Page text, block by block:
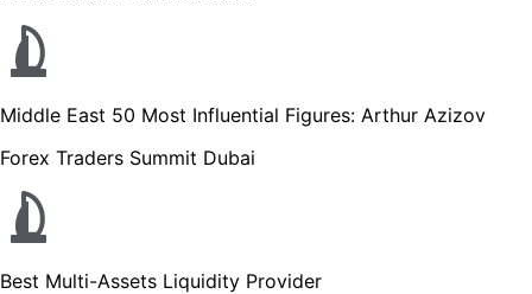
Middle East 50 Most Influential Figures: Arthur Azizov
Forex Traders Summit Dubai
Best Multi-Assets Liquidity Provider